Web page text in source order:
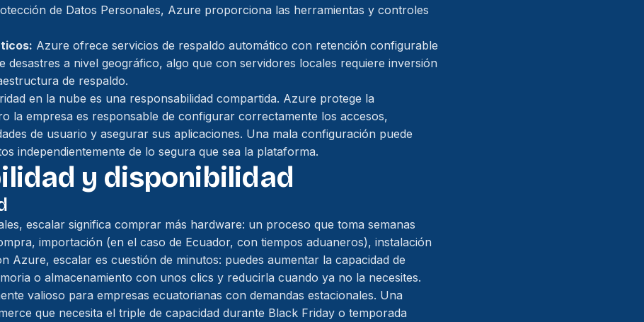
de Datos Personales, Azure proporciona las herramientas y controles
Azure ofrece servicios de respaldo automático con retención configurable
desastres a nivel geográfico, algo que con servidores locales requiere inversión
de respaldo.
en la nube es una responsabilidad compartida. Azure protege la
la empresa es responsable de configurar correctamente los accesos,
de usuario y asegurar sus aplicaciones. Una mala configuración puede
independientemente de lo segura que sea la plataforma.
y disponibilidad
escalar significa comprar más hardware: un proceso que toma semanas
importación (en el caso de Ecuador, con tiempos aduaneros), instalación
Azure, escalar es cuestión de minutos: puedes aumentar la capacidad de
o almacenamiento con unos clics y reducirla cuando ya no la necesites.
valioso para empresas ecuatorianas con demandas estacionales. Una
que necesita el triple de capacidad durante Black Friday o temporada